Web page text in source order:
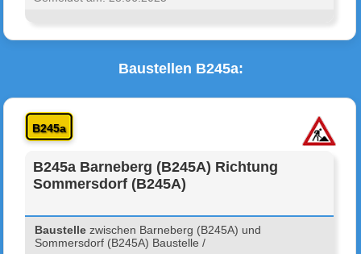
Baustellen B245a:
B245a
B245a Barneberg (B245A) Richtung
Sommersdorf (B245A)
Baustelle zwischen Barneberg (B245A) und
Sommersdorf (B245A) Baustelle /